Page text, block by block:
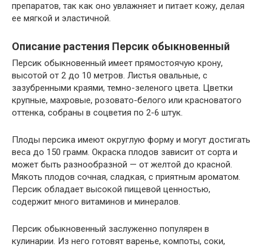
препаратов, так как оно увлажняет и питает кожу, делая
ее мягкой и эластичной.
Описание растения Персик обыкновенный
Персик обыкновенный имеет прямостоячую крону,
высотой от 2 до 10 метров. Листья овальные, с
зазубренными краями, темно-зеленого цвета. Цветки
крупные, махровые, розовато-белого или красноватого
оттенка, собраны в соцветия по 2-6 штук.
Плоды персика имеют округлую форму и могут достигать
веса до 150 грамм. Окраска плодов зависит от сорта и
может быть разнообразной — от желтой до красной.
Мякоть плодов сочная, сладкая, с приятным ароматом.
Персик обладает высокой пищевой ценностью,
содержит много витаминов и минералов.
Персик обыкновенный заслуженно популярен в
кулинарии. Из него готовят варенье, компоты, соки,